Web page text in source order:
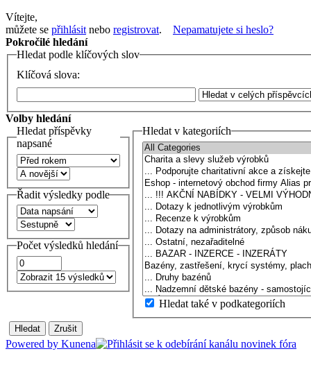
Vítejte,
můžete se přihlásit nebo registrovat. Nepamatujete si heslo?
Pokročilé hledání
Hledat podle klíčových slov
Klíčová slova:
Volby hledání
Hledat příspěvky
napsané
Řadit výsledky podle
Počet výsledků hledání
Hledat v kategoriích
Hledat také v podkategoriích
Powered by Kunena